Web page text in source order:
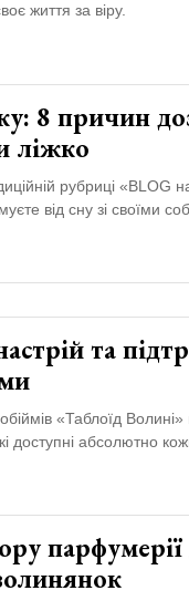
життя за віру.
8 причин
ліжко
рубриці «BLOG
від сну зі своїми
та
«Таблоїд
доступні абсолютно
парфумерії